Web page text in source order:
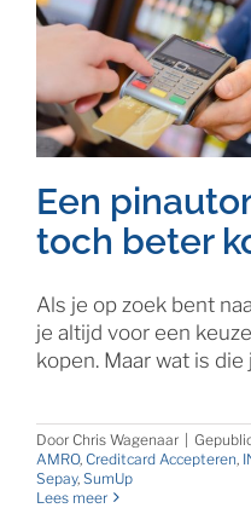
Een
toch beter
Als je op zoek bent
je altijd voor een
kopen. Maar wat is
Door Chris Wagenaar
AMRO, Creditcard Accepteren,
Sepay, SumUp
Lees meer